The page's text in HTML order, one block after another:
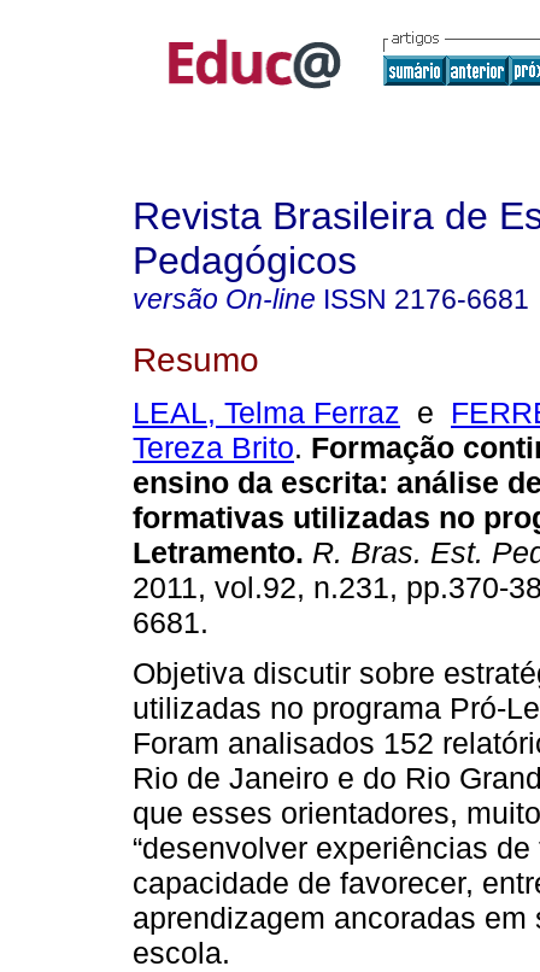
Revista Brasileira de
Pedagógicos
versão On-line ISSN 2176-6681
Resumo
LEAL, Telma Ferraz e
Tereza Brito. Formação
ensino da escrita: análise
formativas utilizadas no
Letramento. R. Bras. Est.
2011, vol.92, n.231, pp.370-
6681.
Objetiva discutir sobre
utilizadas no programa Pró-
Foram analisados 152
Rio de Janeiro e do Rio
que esses orientadores,
“desenvolver experiências
capacidade de favorecer,
aprendizagem ancoradas
escola.